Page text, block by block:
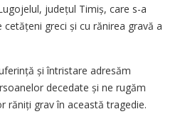
județul Timiș, care s-a
greci și cu rănirea gravă a
și întristare adresăm
decedate și ne rugăm
răniți grav în această tragedie.